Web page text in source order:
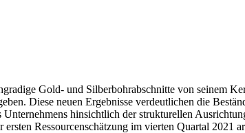
Gold- und Silberbohrabschnitte von seinem
Diese neuen Ergebnisse verdeutlichen die
hinsichtlich der strukturellen
Ressourcenschätzung im vierten Quartal 2021